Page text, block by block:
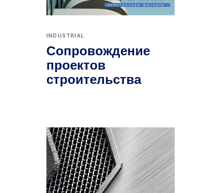
INDUSTRIAL
Сопровождение
проектов
строительства